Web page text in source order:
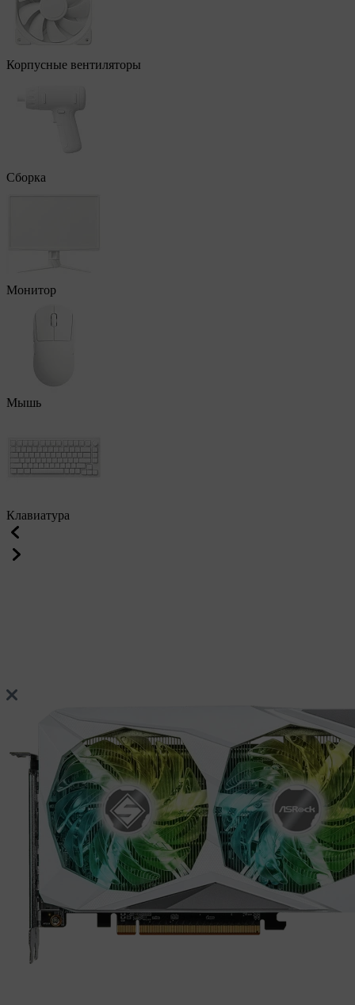
Корпусные вентиляторы
Сборка
Монитор
Мышь
Клавиатура